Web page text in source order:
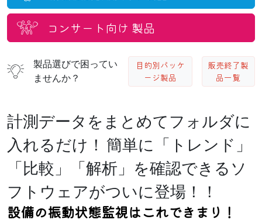
コンサート向け 製品
製品選びで困ってい
ませんか？
目的別パッケ
ージ製品
販売終了製
品一覧
計測データをまとめてフォルダに
入れるだけ！ 簡単に「トレンド」
「比較」「解析」を確認できるソ
フトウェアがついに登場！！
設備の振動状態監視はこれできまり！